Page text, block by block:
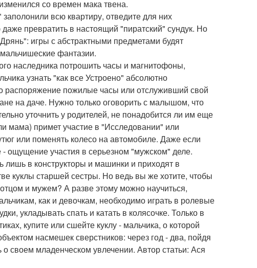
со времен мака твена.
всю квартиру, отведите для них
превратить в настоящий "пиратский" сундук. Но
игры с абстрактными предметами будят
фантазии.
наследника потрошить часы и магнитофоны,
узнать "как все Устроено" абсолютно
распоряжение пожилые часы или отслуживший свой
на даче. Нужно только оговорить с малышом, что
уточнить у родителей, не понадобится ли им еще
мама) примет участие в "Исследовании" или
или поменять колесо на автомобиле. Даже если
ощущение участия в серьезном "мужском" деле.
лишь в конструкторы и машинки и приходят в
куклы старшей сестры. Но ведь вы же хотите, чтобы
и мужем? А разве этому можно научиться,
как и девочкам, необходимо играть в ролевые
укладывать спать и катать в колясочке. Только в
купите или сшейте куклу - мальчика, о которой
насмешек сверстников: через год - два, пойдя
своем младенческом увлечении. Автор статьи: Ася